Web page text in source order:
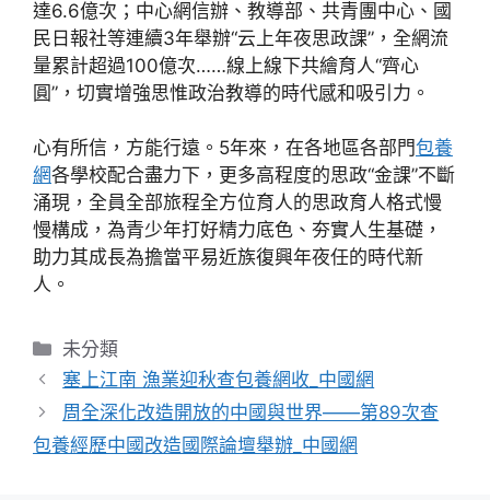
達6.6億次；中心網信辦、教導部、共青團中心、國
民日報社等連續3年舉辦“云上年夜思政課”，全網流
量累計超過100億次……線上線下共繪育人“齊心
圓”，切實增強思惟政治教導的時代感和吸引力。
心有所信，方能行遠。5年來，在各地區各部門包養
網各學校配合盡力下，更多高程度的思政“金課”不斷
涌現，全員全部旅程全方位育人的思政育人格式慢
慢構成，為青少年打好精力底色、夯實人生基礎，
助力其成長為擔當平易近族復興年夜任的時代新
人。
分
類
未分類
塞上江南 漁業迎秋查包養網收_中國網
周全深化改造開放的中國與世界——第89次查
包養經歷中國改造國際論壇舉辦_中國網